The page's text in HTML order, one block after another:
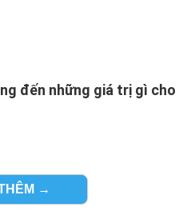
đến những giá trị gì cho
đáo này sẽ giúp tạo một
→